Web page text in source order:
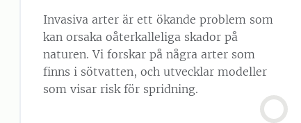
Invasiva arter är ett ökande problem som
kan orsaka oåterkalleliga skador på
naturen. Vi forskar på några arter som
finns i sötvatten, och utvecklar modeller
som visar risk för spridning.